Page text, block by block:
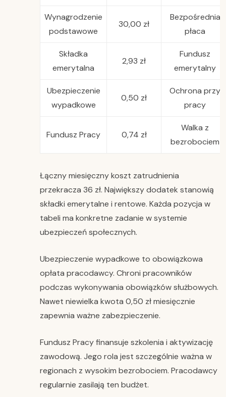
Wynagrodzenie
podstawowe
30,00 zł
Bezpośrednia
płaca
Składka
emerytalna
2,93 zł
Fundusz
emerytalny
Ubezpieczenie
wypadkowe
0,50 zł
Ochrona przy
pracy
Fundusz Pracy 0,74 zł
Walka z
bezrobociem
Łączny miesięczny koszt zatrudnienia
przekracza 36 zł. Największy dodatek stanowią
składki emerytalne i rentowe. Każda pozycja w
tabeli ma konkretne zadanie w systemie
ubezpieczeń społecznych.
Ubezpieczenie wypadkowe to obowiązkowa
opłata pracodawcy. Chroni pracowników
podczas wykonywania obowiązków służbowych.
Nawet niewielka kwota 0,50 zł miesięcznie
zapewnia ważne zabezpieczenie.
Fundusz Pracy finansuje szkolenia i aktywizację
zawodową. Jego rola jest szczególnie ważna w
regionach z wysokim bezrobociem. Pracodawcy
regularnie zasilają ten budżet.